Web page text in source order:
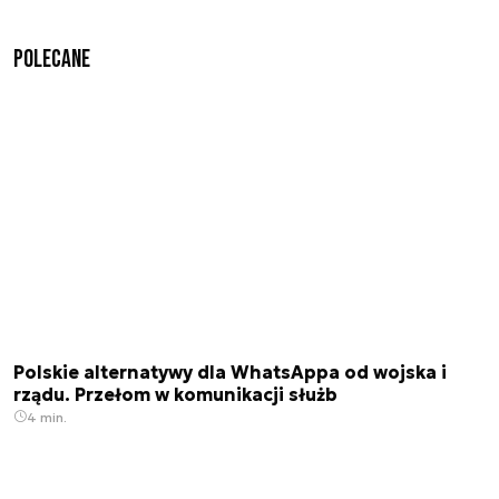
Polecane
Polskie alternatywy dla WhatsAppa od wojska i
rządu. Przełom w komunikacji służb
4 min.